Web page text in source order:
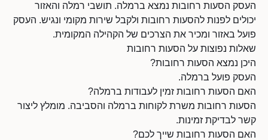
העסק הסעות רחובות נמצא ברמלה. תושבי רמלה והאזור
יכולים לפנות להסעות רחובות ולקבל שירות מקומי ונגיש. העסק
פועל באזור ומכיר את הצרכים של הקהילה המקומית.
שאלות נפוצות על הסעות רחובות
היכן נמצא הסעות רחובות?
העסק פועל ברמלה.
האם הסעות רחובות זמין לעבודות ברמלה?
הסעות רחובות משרת לקוחות ברמלה והסביבה. מומלץ ליצור
קשר לבדיקת זמינות.
האם הסעות רחובות שייך לכם?